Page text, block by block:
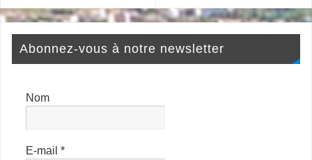
Abonnez-vous à notre newsletter
Nom
E-mail*